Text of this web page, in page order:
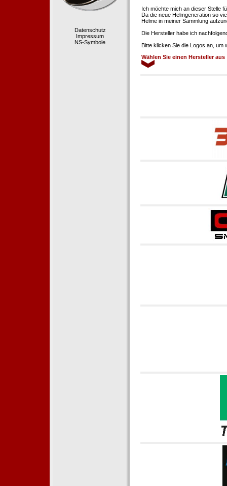
Datenschutz
Impressum
NS-Symbole
Ich möchte mich an dieser Stelle
Da die neue Helmgeneration so
Helme in meiner Sammlung
Die Hersteller habe ich
Bitte klicken Sie die Logos an, um
Wählen Sie einen Hersteller aus